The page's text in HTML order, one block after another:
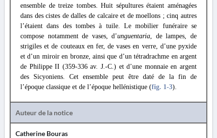
ensemble de treize tombes.Huit sépultures étaient aménagées
dans des cistes de dalles de calcaire et de moellons ; cinq autres
l’étaient dans des tombes à tuile. Le mobilier funéraire se
compose notamment de vases, d’unguentaria, de lampes, de
strigiles et de couteaux en fer, de vases en verre, d’une pyxide
et d’un miroir en bronze, ainsi que d’un tétradrachme en argent
de Philippe II (359-336 av. J.-C.) et d’une monnaie en argent
des Sicyoniens. Cet ensemble peut être daté de la fin de
l’époque classique et de l’époque hellénistique (fig. 1-3).
Auteur de la notice
Catherine Bouras